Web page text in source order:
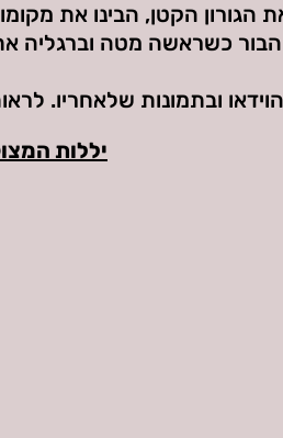
הגורון הקטן, הבינו את
הבור כשראשה מטה וברגליה
ובתמונות שלאחריו.
יללות